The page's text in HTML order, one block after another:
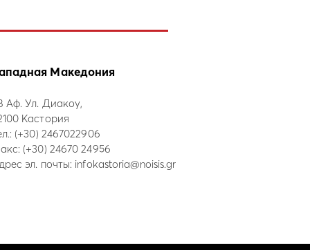
Македония
Аф. Ул. Диакоу,
Кастория
(+30) 2467022906
(+30) 24670 24956
эл. почты: infokastoria@noisis.gr